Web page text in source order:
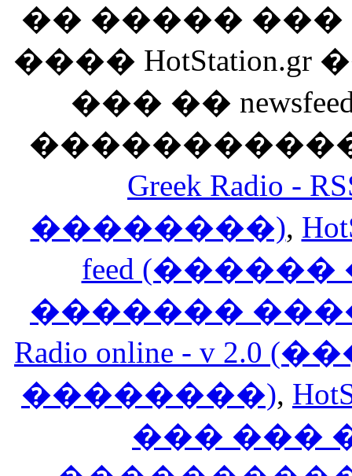
�� �����
����
��� ��
Greek Radio
��������),
feed
�������
Radio online - v
��������),
��� ���